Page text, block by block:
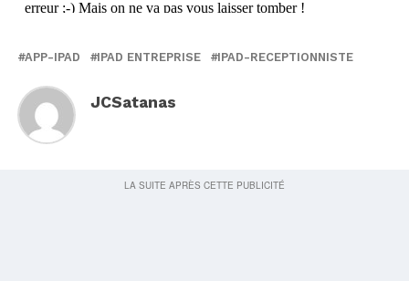
APP-IPAD IPAD ENTREPRISE IPAD-RECEPTIONNISTE
JCSatanas